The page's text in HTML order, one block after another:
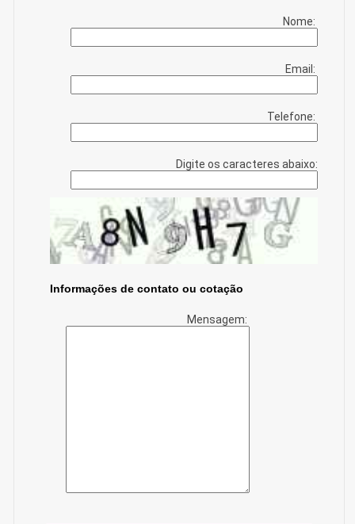
Nome:
Email:
Telefone:
Digite os caracteres abaixo:
Informações de contato ou cotação
Mensagem: